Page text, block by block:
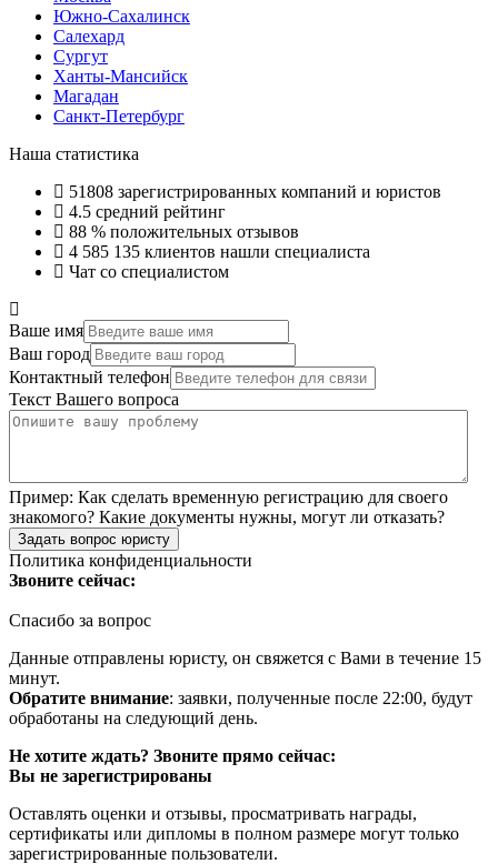
Южно-Сахалинск
Салехард
Сургут
Ханты-Мансийск
Магадан
Санкт-Петербург
Наша статистика
51808 зарегистрированных компаний и юристов
4.5 средний рейтинг
88 % положительных отзывов
4 585 135 клиентов нашли специалиста
Чат со специалистом
Ваше имя
Ваш город
Контактный телефон
Текст Вашего вопроса
Пример: Как сделать временную регистрацию для своего
знакомого? Какие документы нужны, могут ли отказать?
Задать вопрос юристу
Политика конфиденциальности
Звоните сейчас:
Спасибо за вопрос
Данные отправлены юристу, он свяжется с Вами в течение 15
минут.
Обратите внимание: заявки, полученные после 22:00, будут
обработаны на следующий день.
Не хотите ждать? Звоните прямо сейчас:
Вы не зарегистрированы
Оставлять оценки и отзывы, просматривать награды,
сертификаты или дипломы в полном размере могут только
зарегистрированные пользователи.